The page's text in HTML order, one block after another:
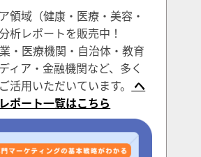
領域（健康・医療・美容・
析レポートを販売中！
・医療機関・自治体・教育
ィア・金融機関など、多く
活用いただいています。 ヘ
ポート一覧はこちら